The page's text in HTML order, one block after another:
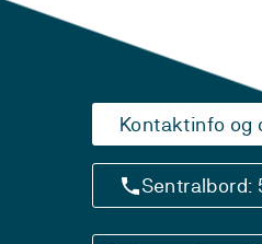
Kontaktinfo og
Sentralbord: